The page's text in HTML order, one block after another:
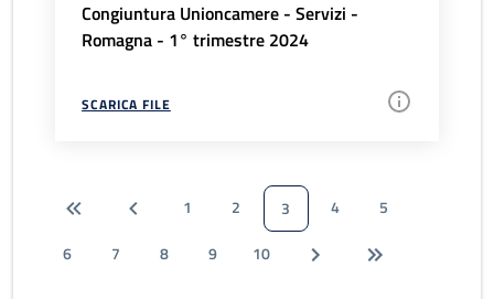
Congiuntura Unioncamere - Servizi -
Romagna - 1° trimestre 2024
SCARICA FILE
1 2 3 4
5
6
7 8 9 10